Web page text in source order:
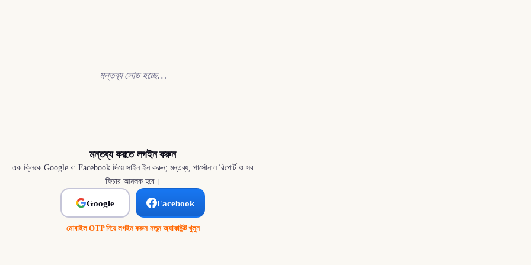
মন্তব্য লোড হচ্ছে…
মন্তব্য করতে লগইন করুন
এক ক্লিকে Google বা Facebook দিয়ে সাইন ইন করুন; মন্তব্য, পার্সোনাল রিপোর্ট ও সব
ফিচার আনলক হবে।
Google Facebook
মোবাইল OTP দিয়ে লগইন করুন·নতুন অ্যাকাউন্ট খুলুন